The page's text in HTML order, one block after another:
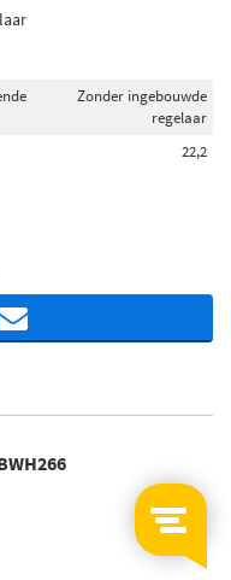
Zonder ingebouwde
regelaar
22,2